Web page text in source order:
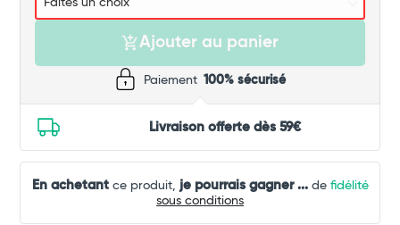
Ajouter au panier
Paiement 100% sécurisé
Livraison offerte dès 59€
En achetantce produit, je pourrais gagner ...de fidélité
sous conditions